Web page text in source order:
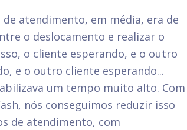
atendimento, em média, era de
o deslocamento e realizar o
o cliente esperando, e o outro
e o outro cliente esperando...
um tempo muito alto. Com
nós conseguimos reduzir isso
de atendimento, com